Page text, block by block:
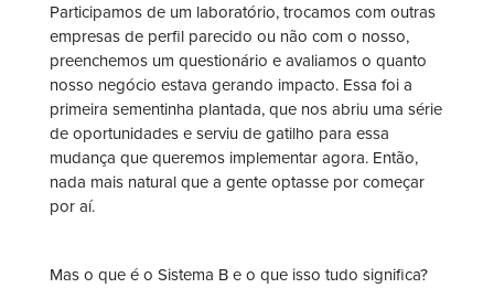
Participamos de um laboratório, trocamos com outras
empresas de perfil parecido ou não com o nosso,
preenchemos um questionário e avaliamos o quanto
nosso negócio estava gerando impacto. Essa foi a
primeira sementinha plantada, que nos abriu uma série
de oportunidades e serviu de gatilho para essa
mudança que queremos implementar agora. Então,
nada mais natural que a gente optasse por começar
por aí.
Mas o que é o Sistema B e o que isso tudo significa?